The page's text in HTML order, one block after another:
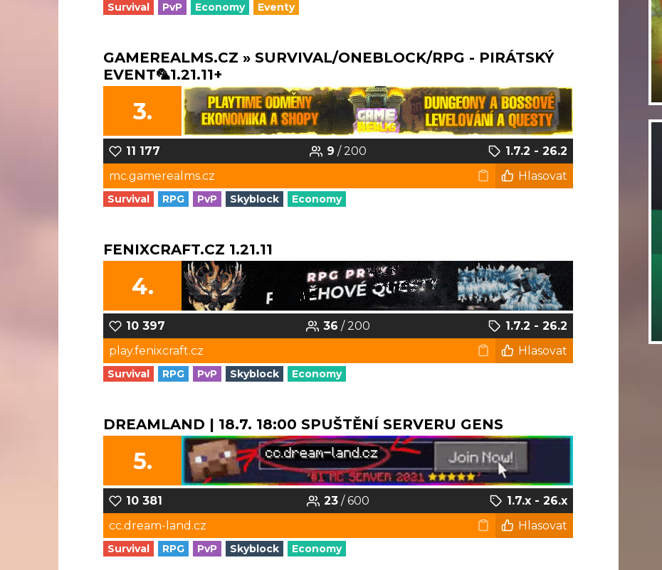
Survival PvP Economy Eventy
GAMEREALMS.CZ » SURVIVAL/ONEBLOCK/RPG - PIRÁTSKÝ
EVENT🦜1.21.11+
3.
11 177 9 / 200
1.7.2 - 26.2
mc.gamerealms.cz
Hlasovat
Survival RPG PvP Skyblock Economy
FENIXCRAFT.CZ 1.21.11
4.
10 397 36 / 200
1.7.2 - 26.2
play.fenixcraft.cz
Hlasovat
Survival RPG PvP Skyblock Economy
DREAMLAND | 18.7. 18:00 SPUŠTĚNÍ SERVERU GENS
5.
10 381 23 / 600
1.7.x - 26.x
cc.dream-land.cz
Hlasovat
Survival RPG PvP Skyblock Economy